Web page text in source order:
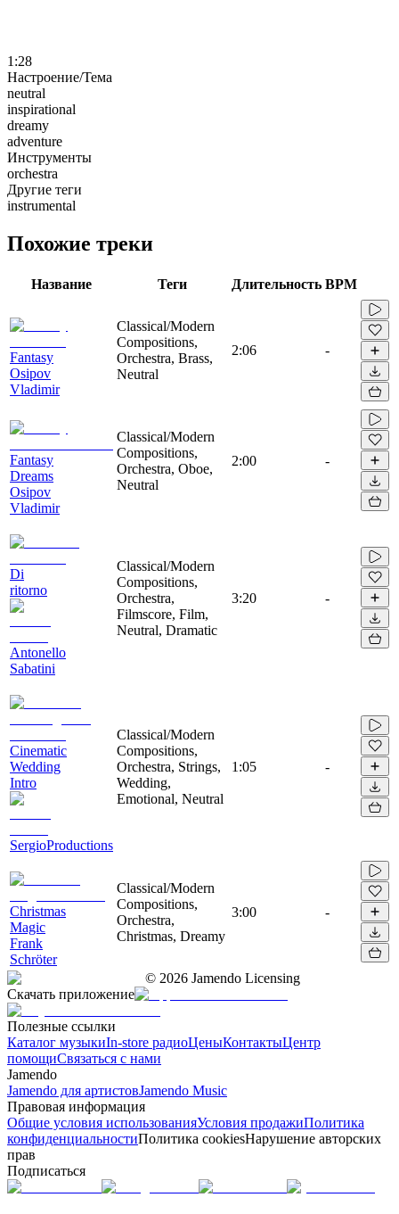
1:28
Настроение/Тема
neutral
inspirational
dreamy
adventure
Инструменты
orchestra
Другие теги
instrumental
Похожие треки
Название Теги Длительность BPM
Fantasy
Osipov
Vladimir
Classical/Modern
Compositions,
Orchestra, Brass,
Neutral
2:06 -
Fantasy
Dreams
Osipov
Vladimir
Classical/Modern
Compositions,
Orchestra, Oboe,
Neutral
2:00 -
Di
ritorno
Antonello
Sabatini
Classical/Modern
Compositions,
Orchestra,
Filmscore, Film,
Neutral, Dramatic
3:20 -
Cinematic
Wedding
Intro
SergioProductions
Classical/Modern
Compositions,
Orchestra, Strings,
Wedding,
Emotional, Neutral
1:05 -
Christmas
Magic
Frank
Schröter
Classical/Modern
Compositions,
Orchestra,
Christmas, Dreamy
3:00 -
© 2026 Jamendo Licensing
Скачать приложение
Полезные ссылки
Каталог музыкиIn-store радиоЦеныКонтактыЦентр
помощиСвязаться с нами
Jamendo
Jamendo для артистовJamendo Music
Правовая информация
Общие условия использованияУсловия продажиПолитика
конфиденциальностиПолитика cookiesНарушение авторских
прав
Подписаться